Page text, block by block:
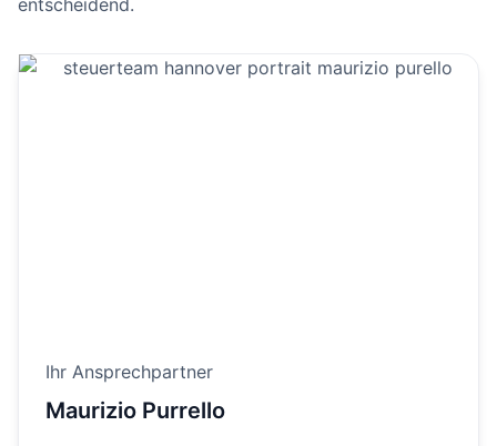
entscheidend.
Ihr Ansprechpartner
Maurizio Purrello